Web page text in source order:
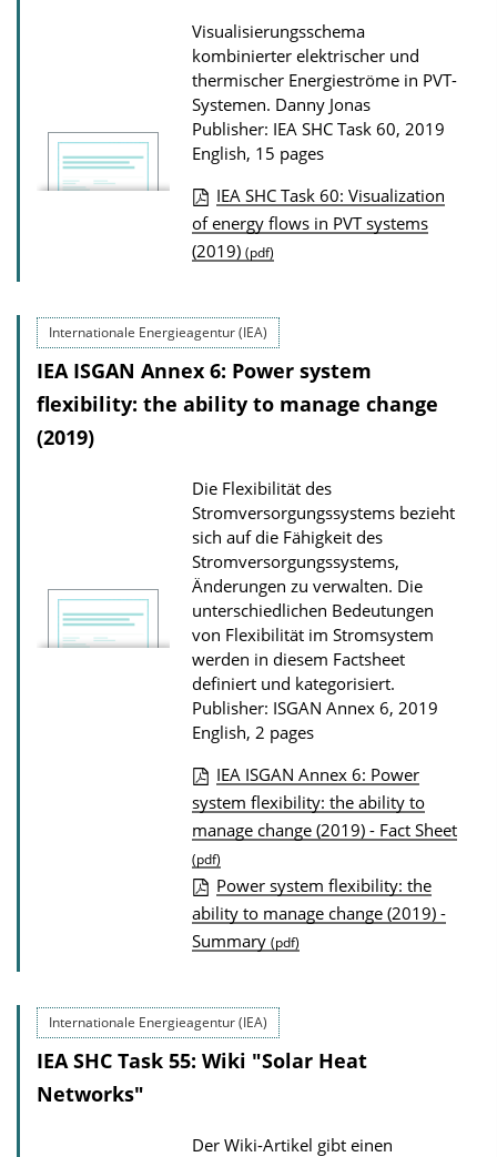
i
o
n
D
w
n
l
a
Visualisierungsschema
kombinierter elektrischer und
thermischer Energieströme in PVT-
Systemen. Danny Jonas
Publisher: IEA SHC Task 60, 2019
English, 15 pages
P
u
l
i
c
a
o
n
D
o
w
n
l
o
d
s
IEA SHC Task 60: Visualization
of energy flows in PVT systems
(2019) (pdf)
Internationale Energieagentur (IEA)
IEA ISGAN Annex 6: Power system
flexibility: the ability to manage change
(2019)
Die Flexibilität des
Stromversorgungssystems bezieht
sich auf die Fähigkeit des
Stromversorgungssystems,
Änderungen zu verwalten. Die
unterschiedlichen Bedeutungen
von Flexibilität im Stromsystem
werden in diesem Factsheet
definiert und kategorisiert.
Publisher: ISGAN Annex 6, 2019
English, 2 pages
P
u
b
l
i
c
t
D
IEA ISGAN Annex 6: Power
system flexibility: the ability to
manage change (2019) - Fact Sheet
(pdf)
Power system flexibility: the
ability to manage change (2019) -
Summary (pdf)
Internationale Energieagentur (IEA)
IEA SHC Task 55: Wiki "Solar Heat
Networks"
Der Wiki-Artikel gibt einen